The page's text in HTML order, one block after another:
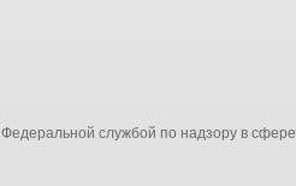
службой по надзору в